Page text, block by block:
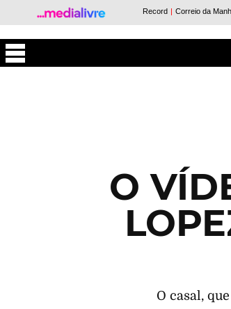
O
O casal,